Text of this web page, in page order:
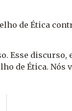
de Ética
Esse
de Ética.